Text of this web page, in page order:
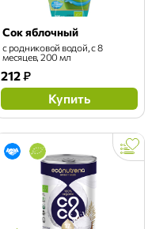
Сок яблочный
с родниковой водой, с 8
месяцев, 200 мл
212₽
Купить